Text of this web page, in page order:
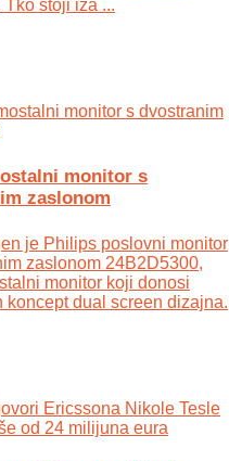
Tko stoji iza ...
monitor s
zaslonom
je Philips poslovni monitor
zaslonom 24B2D5300,
monitor koji donosi
koncept dual screen dizajna.